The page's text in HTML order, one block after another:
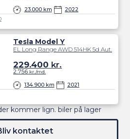
23.000 km 2022
Tesla Model Y
EL Long Range AWD 514HK 5d Aut.
134.900 km 2021
229.400 kr.
2.756 kr./md.
kommer lign. biler på lager
kontaktet